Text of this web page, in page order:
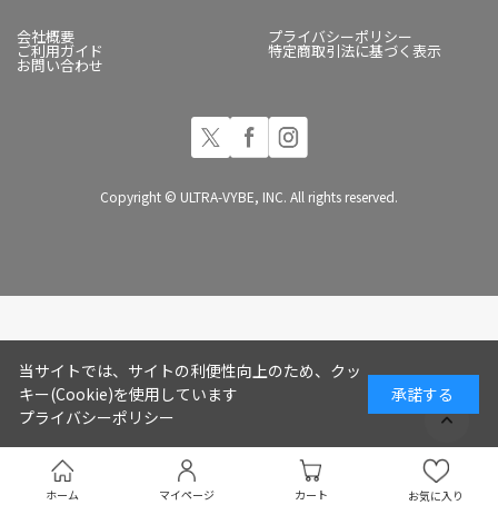
ホーム マイページ カート お気に入り
会社概要 プライバシーポリシー
ご利用ガイド 特定商取引法に基づく表示
お問い合わせ
Copyright © ULTRA-VYBE, INC. All rights reserved.
当サイトでは、サイトの利便性向上のため、クッ
キー(Cookie)を使用しています
プライバシーポリシー
承諾する